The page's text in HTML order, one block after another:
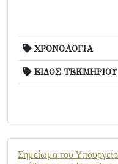
ΧΡΟΝΟΛΟΓΙΑ
ΕΙΔΟΣ ΤΕΚΜΗΡΙΟΥ
Σημείωμα του